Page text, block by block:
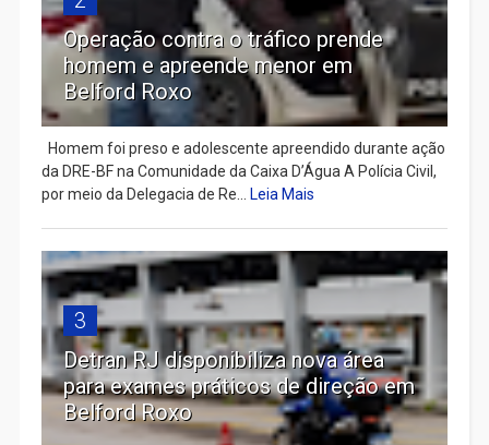
Operação contra o tráfico prende
homem e apreende menor em
Belford Roxo
Homem foi preso e adolescente apreendido durante ação
da DRE-BF na Comunidade da Caixa D’Água A Polícia Civil,
por meio da Delegacia de Re... Leia Mais
3
Detran RJ disponibiliza nova área
para exames práticos de direção em
Belford Roxo